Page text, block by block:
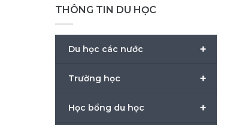
THÔNG TIN DU HỌC
+
Du học các nước
+
Trường học
+
Học bổng du học